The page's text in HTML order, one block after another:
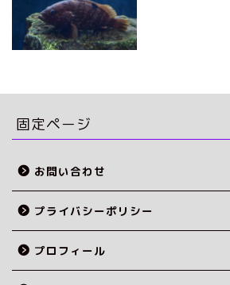
固定ページ
お問い合わせ
プライバシーポリシー
プロフィール